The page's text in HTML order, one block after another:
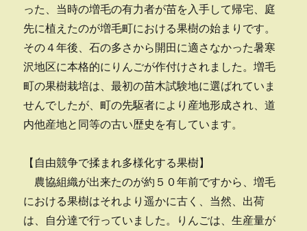
った、当時の増毛の有力者が苗を入手して帰宅、庭
先に植えたのが増毛町における果樹の始まりです。
その４年後、石の多さから開田に適さなかった暑寒
沢地区に本格的にりんごが作付けされました。増毛
町の果樹栽培は、最初の苗木試験地に選ばれていま
せんでしたが、町の先駆者により産地形成され、道
内他産地と同等の古い歴史を有しています。
【自由競争で揉まれ多様化する果樹】
農協組織が出来たのが約５０年前ですから、増毛
における果樹はそれより遥かに古く、当然、出荷
は、自分達で行っていました。りんごは、生産量が